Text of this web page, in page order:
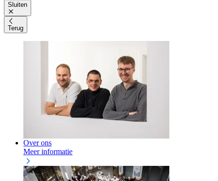
Sluiten
Terug
Over ons
Meer informatie